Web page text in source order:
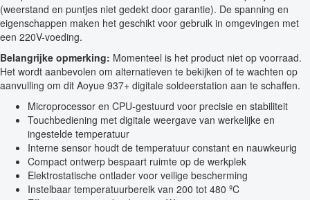
(weerstand en puntjes niet gedekt door garantie). De spanning en
eigenschappen maken het geschikt voor gebruik in omgevingen met
een 220V-voeding.
Belangrijke opmerking: Momenteel is het product niet op voorraad.
Het wordt aanbevolen om alternatieven te bekijken of te wachten op
aanvulling om dit Aoyue 937+ digitale soldeerstation aan te schaffen.
Microprocessor en CPU-gestuurd voor precisie en stabiliteit
Touchbediening met digitale weergave van werkelijke en
ingestelde temperatuur
Interne sensor houdt de temperatuur constant en nauwkeurig
Compact ontwerp bespaart ruimte op de werkplek
Elektrostatische ontlader voor veilige bescherming
Instelbaar temperatuurbereik van 200 tot 480 ºC